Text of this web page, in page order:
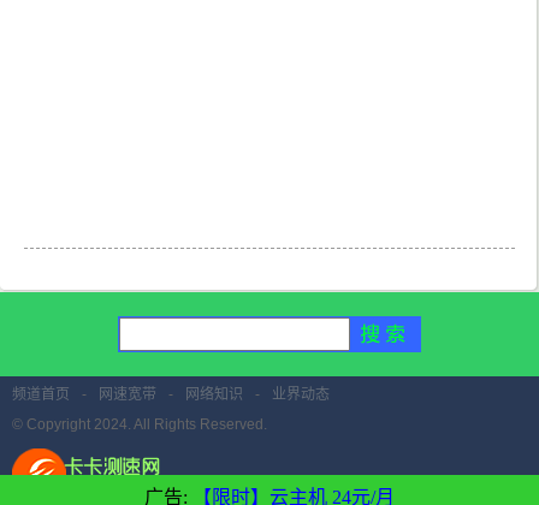
广告: 【限时】云主机 24元/月
频道首页 - 网速宽带 - 网络知识 -
业界动态
© Copyright 2024. All Rights Reserved.